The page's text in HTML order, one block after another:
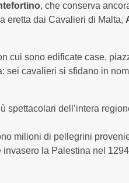
, che conserva
eretta dai Cavalieri di Malta,
cui sono edificate case,
cavalieri si sfidano in
spettacolari dell’intera
milioni di pellegrini
la Palestina nel